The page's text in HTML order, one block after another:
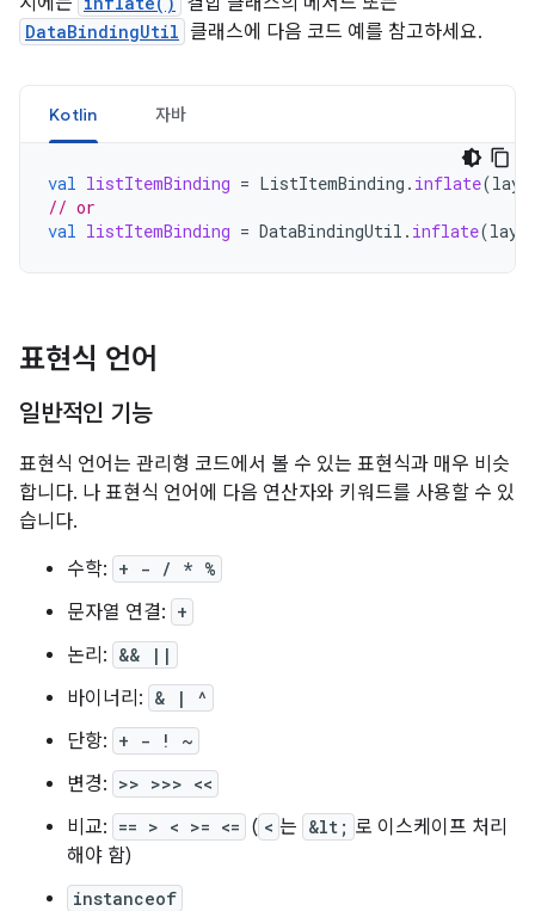
DataBindingUtil 클래스에 다음 코드 예를 참고하세요.
Kotlin 자바
val listItemBinding = ListItemBinding . inflate(
// or
val listItemBinding = DataBindingUtil . inflate(
표현식 언어
일반적인 기능
표현식 언어는 관리형 코드에서 볼 수 있는 표현식과 매우 비슷
합니다. 나 표현식 언어에 다음 연산자와 키워드를 사용할 수 있
습니다.
수학: + - / * %
문자열 연결: +
논리: && ||
바이너리: & | ^
단항: + - ! ~
변경: >> >>> <<
비교: == > < >= <= ( < 는 &lt; 로 이스케이프 처리
해야 함)
instanceof